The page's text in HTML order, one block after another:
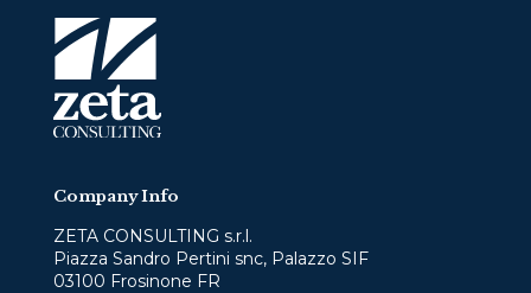
Company Info
ZETA CONSULTING s.r.l.
Piazza Sandro Pertini snc, Palazzo SIF
03100 Frosinone FR